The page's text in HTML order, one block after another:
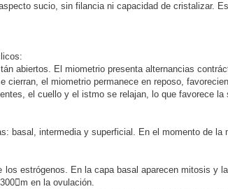
sucio, sin filancia ni capacidad de cristalizar.
abiertos. El miometrio presenta alternancias
cierran, el miometrio permanece en reposo,
el cuello y el istmo se relajan, lo que favorece la
basal, intermedia y superficial. En el momento de la
los estrógenos. En la capa basal aparecen mitosis y
en la ovulación.